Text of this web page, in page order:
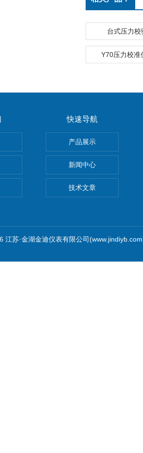
台式压力
Y70压力校准
快速导航
产品展示
新闻中心
技术文章
江苏·金湖金迪仪表有限公司